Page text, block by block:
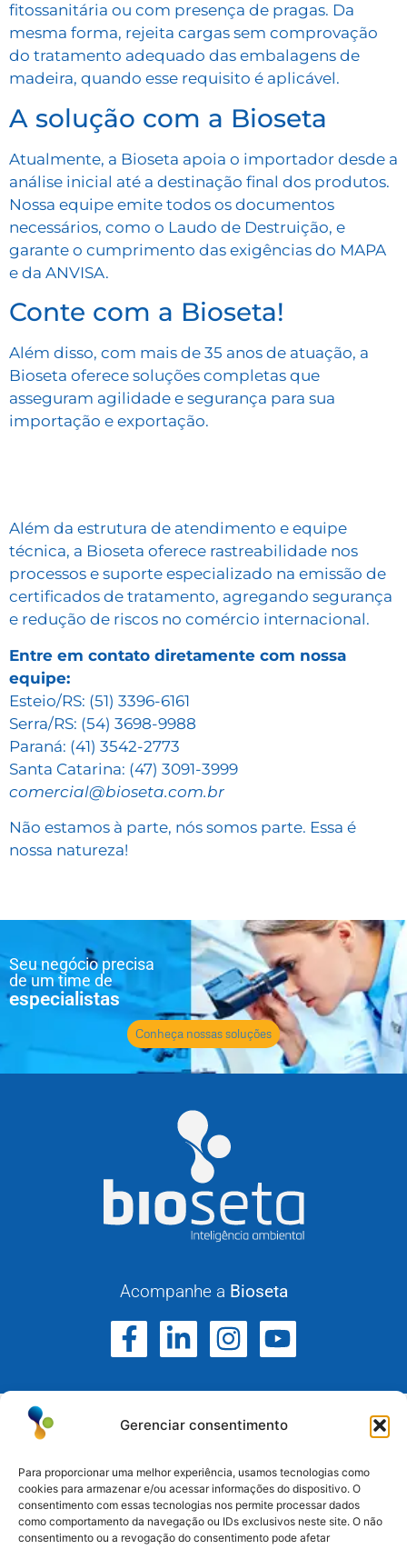
Gerenciar consentimento
Para proporcionar uma melhor experiência, usamos tecnologias como
cookies para armazenar e/ou acessar informações do dispositivo. O
consentimento com essas tecnologias nos permite processar dados
como comportamento da navegação ou IDs exclusivos neste site. O não
consentimento ou a revogação do consentimento pode afetar
fitossanitária ou com presença de pragas. Da
mesma forma, rejeita cargas sem comprovação
do tratamento adequado das embalagens de
madeira, quando esse requisito é aplicável.
A solução com a Bioseta
Atualmente, a Bioseta apoia o importador desde a
análise inicial até a destinação final dos produtos.
Nossa equipe emite todos os documentos
necessários, como o Laudo de Destruição, e
garante o cumprimento das exigências do MAPA
e da ANVISA.
Conte com a Bioseta!
Além disso, com mais de 35 anos de atuação, a
Bioseta oferece soluções completas que
asseguram agilidade e segurança para sua
importação e exportação.
Além da estrutura de atendimento e equipe
técnica, a Bioseta oferece rastreabilidade nos
processos e suporte especializado na emissão de
certificados de tratamento, agregando segurança
e redução de riscos no comércio internacional.
Entre em contato diretamente com nossa
equipe:
Esteio/RS: (51) 3396-6161
Serra/RS: (54) 3698-9988
Paraná: (41) 3542-2773
Santa Catarina: (47) 3091-3999
comercial@bioseta.com.br
Não estamos à parte, nós somos parte. Essa é
nossa natureza!
Seu negócio precisa
de um time de
especialistas
Conheça nossas soluções
Acompanhe a Bioseta
Atuamos no Rio Grande do Sul, Santa Catarina e
Paraná.